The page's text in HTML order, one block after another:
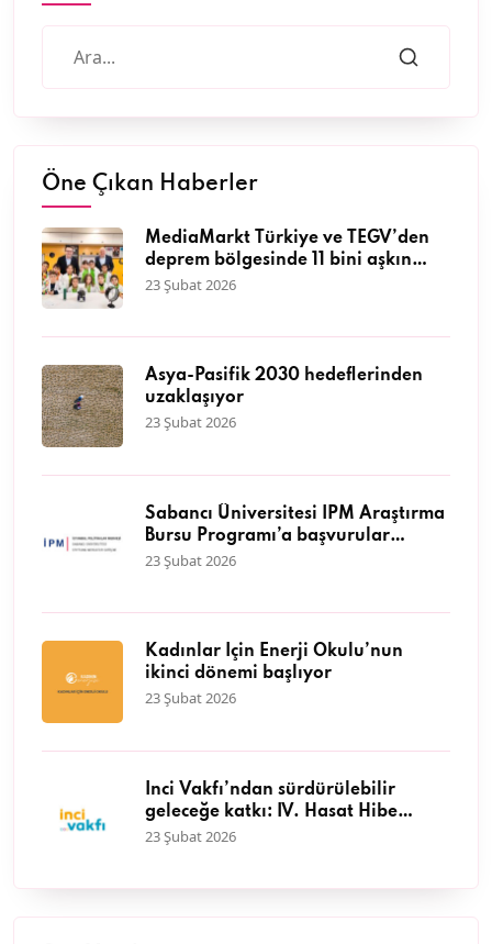
Öne Çıkan Haberler
MediaMarkt Türkiye ve TEGV’den
deprem bölgesinde 11 bini aşkın
çocuğa nitelikli eğitim desteği
23 Şubat 2026
Asya-Pasifik 2030 hedeflerinden
uzaklaşıyor
23 Şubat 2026
Sabancı Üniversitesi İPM Araştırma
Bursu Programı’a başvurular
başladı
23 Şubat 2026
Kadınlar İçin Enerji Okulu’nun
ikinci dönemi başlıyor
23 Şubat 2026
İnci Vakfı’ndan sürdürülebilir
geleceğe katkı: IV. Hasat Hibe
Programı başvuruları başladı
23 Şubat 2026